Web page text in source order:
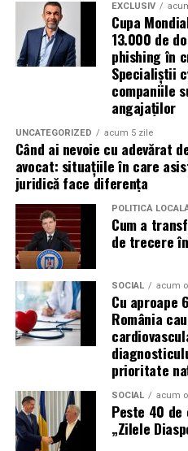
Avertismentele publice s-
asupra fanilor și
specialiștii atrag atenția că
inclusiv atunci când nu au
industria sportului,
Atacurile sunt mai
evenimentelor globale
Campaniile de phishing
importante profită de
presiunea timpului și de
pierde o ofertă sau o
ultimele bilete disponibile,
sau câștigarea unui premiu
reacționeze înainte de a
Turneul se încheie pe 19
o intensificare a activității
finalei. Printre cele mai
transmisiunile pirat, biletele
tombolele, concursurile și
EXCLUSIV
Cupa
13.000 de
phishing în
Specialiștii
companiile
angajaților
UNCATEGORIZED acum 5 zile
Când ai nevoie cu adevărat
avocat: situațiile în care
juridică face diferența
POLITICĂ
Cum a
de trecere
SOCIAL acum
Cu aproape
România
prioritate
SOCIAL acum
Peste 40
„Zilele